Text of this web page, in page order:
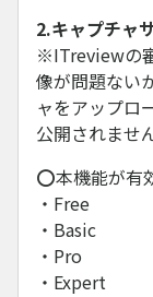
2.キャプチャ
※ITreviewの
像が問題ない
ャをアップロ
公開されません
⭕本機能が有
・Free
・Basic
・Pro
・Expert